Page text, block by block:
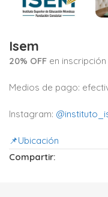
Isem
20% OFF en
Medios de pago:
Instagram:
📌Ubicación
Compartir: